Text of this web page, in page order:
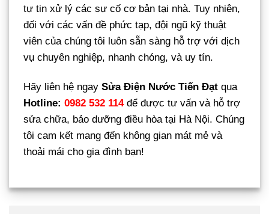
tự tin xử lý các sự cố cơ bản tại nhà. Tuy nhiên,
đối với các vấn đề phức tạp, đội ngũ kỹ thuật
viên của chúng tôi luôn sẵn sàng hỗ trợ với dịch
vụ chuyên nghiệp, nhanh chóng, và uy tín.
Hãy liên hệ ngay Sửa Điện Nước Tiến Đạt qua
Hotline: 0982 532 114 để được tư vấn và hỗ trợ
sửa chữa, bảo dưỡng điều hòa tại Hà Nội. Chúng
tôi cam kết mang đến không gian mát mẻ và
thoải mái cho gia đình bạn!